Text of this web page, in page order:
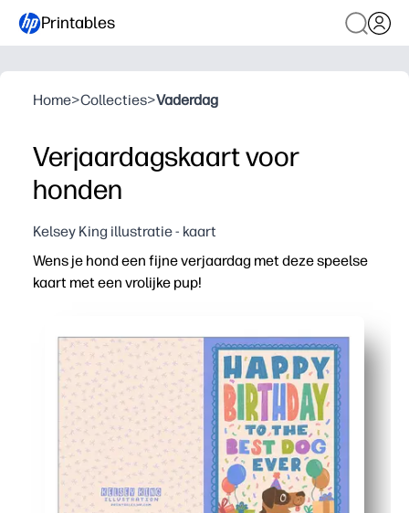
Printables
Home>Collecties>Vaderdag
Verjaardagskaart voor
honden
Kelsey King illustratie - kaart
Wens je hond een fijne verjaardag met deze speelse
kaart met een vrolijke pup!
Gedurfde, vrolijke illustraties voor pups verrukken
Eenvoudig thuis afdrukken op letter of A4 - herdruk
Het lege interieur biedt ruimte voor een hartelijke